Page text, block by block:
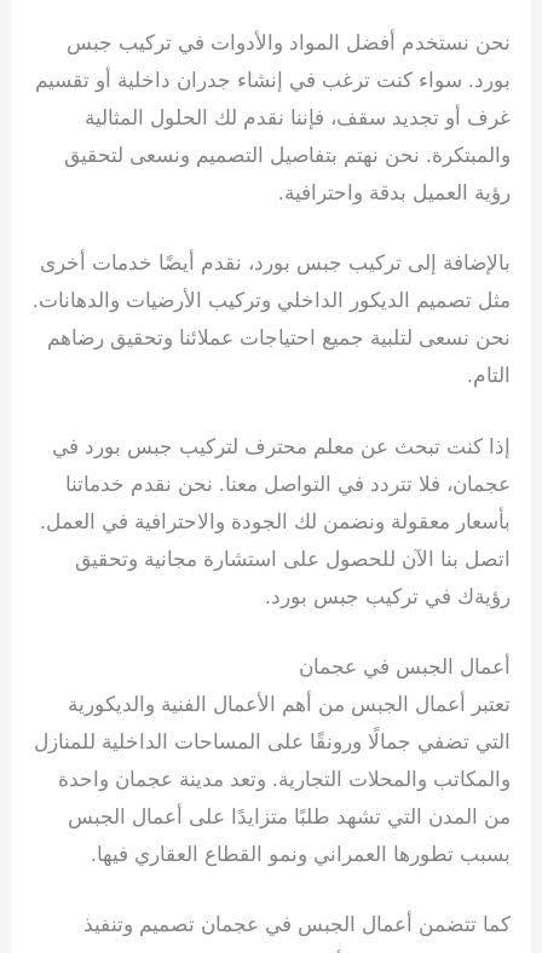
نحن نستخدم أفضل المواد والأدوات في تركيب جبس
بورد. سواء كنت ترغب في إنشاء جدران داخلية أو تقسيم
غرف أو تجديد سقف، فإننا نقدم لك الحلول المثالية
والمبتكرة. نحن نهتم بتفاصيل التصميم ونسعى لتحقيق
رؤية العميل بدقة واحترافية.
بالإضافة إلى تركيب جبس بورد، نقدم أيضًا خدمات أخرى
مثل تصميم الديكور الداخلي وتركيب الأرضيات والدهانات.
نحن نسعى لتلبية جميع احتياجات عملائنا وتحقيق رضاهم
التام.
إذا كنت تبحث عن معلم محترف لتركيب جبس بورد في
عجمان، فلا تتردد في التواصل معنا. نحن نقدم خدماتنا
بأسعار معقولة ونضمن لك الجودة والاحترافية في العمل.
اتصل بنا الآن للحصول على استشارة مجانية وتحقيق
رؤيةك في تركيب جبس بورد.
أعمال الجبس في عجمان
تعتبر أعمال الجبس من أهم الأعمال الفنية والديكورية
التي تضفي جمالًا ورونقًا على المساحات الداخلية للمنازل
والمكاتب والمحلات التجارية. وتعد مدينة عجمان واحدة
من المدن التي تشهد طلبًا متزايدًا على أعمال الجبس
بسبب تطورها العمراني ونمو القطاع العقاري فيها.
كما تتضمن أعمال الجبس في عجمان تصميم وتنفيذ